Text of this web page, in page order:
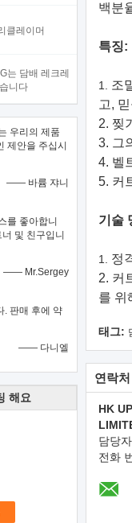
클레이머
는 담배 레크레
니다
우리의 제품
제안을 주십시
—— 바륨 쟈니
를 좋아합니
및 친구입니
—— Mr.Sergey
. 판매 후에 약
—— 다니엘
해요
백분
특징:
1. 조
고,
2. 찢
3. 그
4. 벨
5. 커
기술
1. 정
2. 커
를 위
태그:
연락
HK
담당
전화